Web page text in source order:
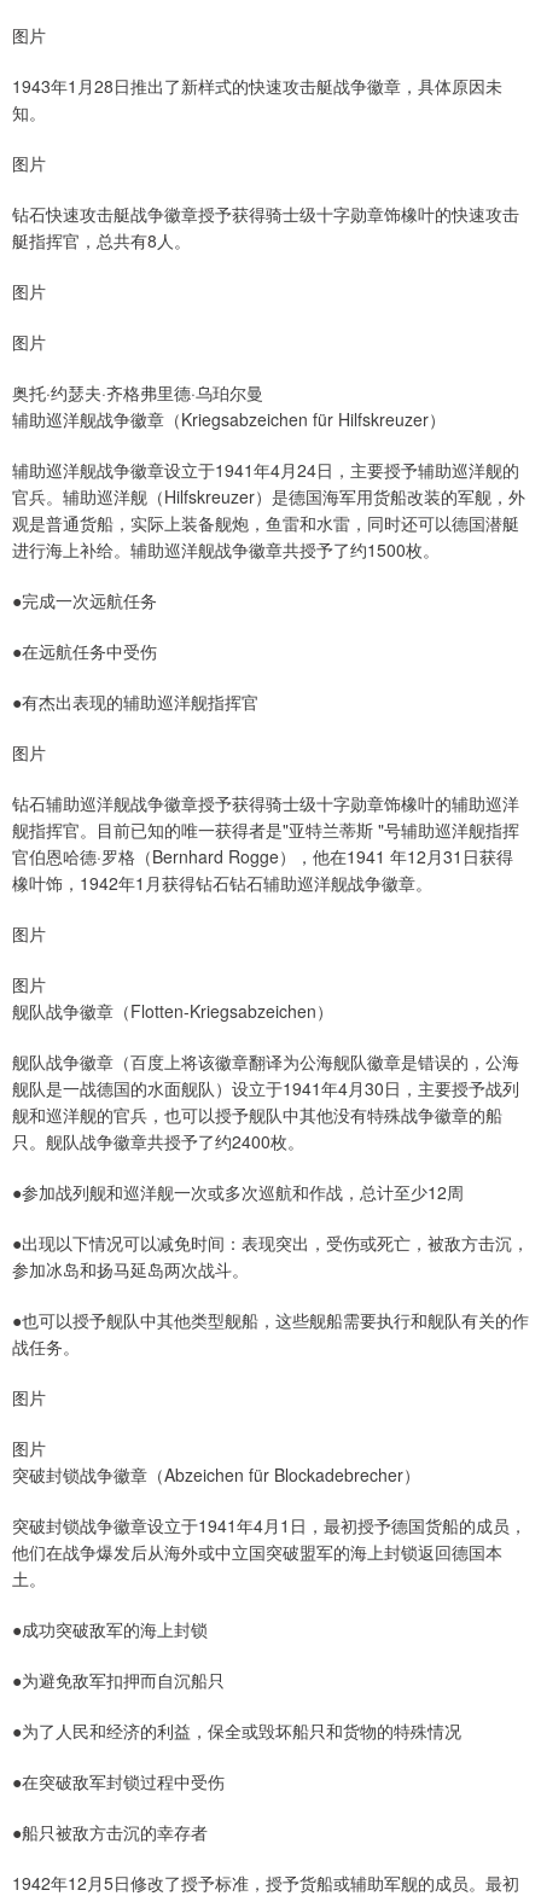
图片
1943年1月28日推出了新样式的快速攻击艇战争徽章，具体原因未
知。
图片
钻石快速攻击艇战争徽章授予获得骑士级十字勋章饰橡叶的快速攻击
艇指挥官，总共有8人。
图片
图片
奥托·约瑟夫·齐格弗里德·乌珀尔曼
辅助巡洋舰战争徽章（Kriegsabzeichen für Hilfskreuzer）
辅助巡洋舰战争徽章设立于1941年4月24日，主要授予辅助巡洋舰的
官兵。辅助巡洋舰（Hilfskreuzer）是德国海军用货船改装的军舰，外
观是普通货船，实际上装备舰炮，鱼雷和水雷，同时还可以德国潜艇
进行海上补给。辅助巡洋舰战争徽章共授予了约1500枚。
●完成一次远航任务
●在远航任务中受伤
●有杰出表现的辅助巡洋舰指挥官
图片
钻石辅助巡洋舰战争徽章授予获得骑士级十字勋章饰橡叶的辅助巡洋
舰指挥官。目前已知的唯一获得者是"亚特兰蒂斯 "号辅助巡洋舰指挥
官伯恩哈德·罗格（Bernhard Rogge），他在1941 年12月31日获得
橡叶饰，1942年1月获得钻石钻石辅助巡洋舰战争徽章。
图片
图片
舰队战争徽章（Flotten-Kriegsabzeichen）
舰队战争徽章（百度上将该徽章翻译为公海舰队徽章是错误的，公海
舰队是一战德国的水面舰队）设立于1941年4月30日，主要授予战列
舰和巡洋舰的官兵，也可以授予舰队中其他没有特殊战争徽章的船
只。舰队战争徽章共授予了约2400枚。
●参加战列舰和巡洋舰一次或多次巡航和作战，总计至少12周
●出现以下情况可以减免时间：表现突出，受伤或死亡，被敌方击沉，
参加冰岛和扬马延岛两次战斗。
●也可以授予舰队中其他类型舰船，这些舰船需要执行和舰队有关的作
战任务。
图片
图片
突破封锁战争徽章（Abzeichen für Blockadebrecher）
突破封锁战争徽章设立于1941年4月1日，最初授予德国货船的成员，
他们在战争爆发后从海外或中立国突破盟军的海上封锁返回德国本
土。
●成功突破敌军的海上封锁
●为避免敌军扣押而自沉船只
●为了人民和经济的利益，保全或毁坏船只和货物的特殊情况
●在突破敌军封锁过程中受伤
●船只被敌方击沉的幸存者
1942年12月5日修改了授予标准，授予货船或辅助军舰的成员。最初